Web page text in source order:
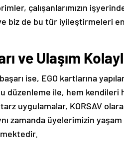
çalışanlarımızın
biz de bu tür iyileştirmeleri
ve Ulaşım
ise, EGO kartlarına
düzenleme ile, hem
uygulamalar, KORSAV
zamanda üyelerimizin